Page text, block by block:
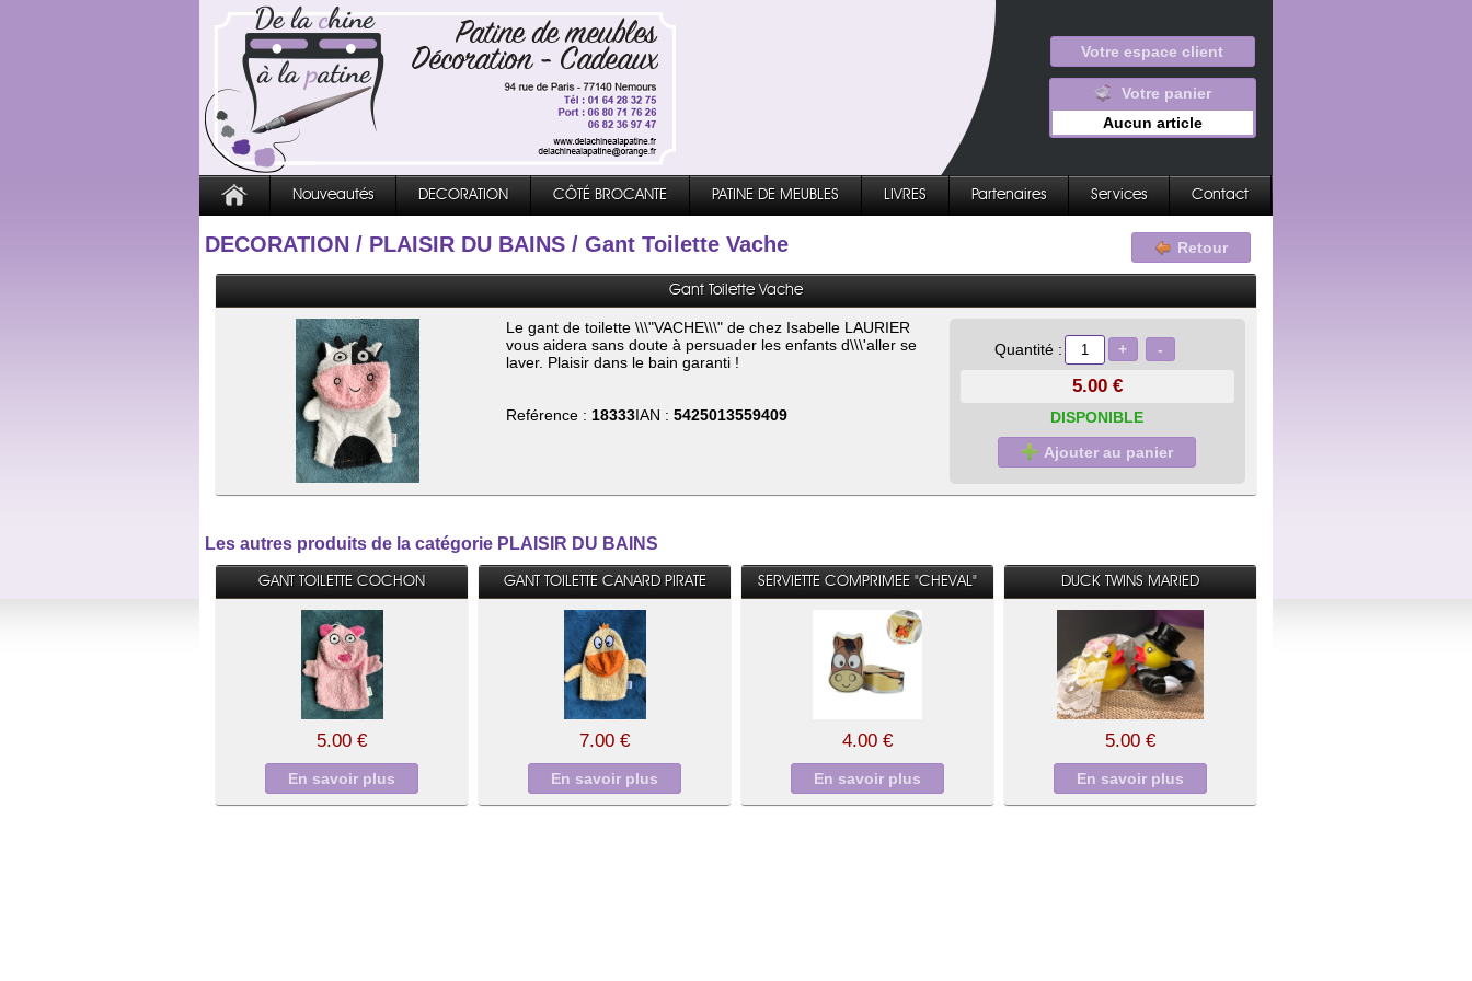
Votre espace client
Votre panier
Aucun article
Nouveautés DECORATION CÔTÉ BROCANTE PATINE DE MEUBLES LIVRES Partenaires Services Contact
Retour
DECORATION / PLAISIR DU BAINS / Gant Toilette Vache
Gant Toilette Vache
Le gant de toilette \\\"VACHE\\\" de chez Isabelle LAURIER
vous aidera sans doute à persuader les enfants d\\\'aller se
laver. Plaisir dans le bain garanti !
Reférence : 18333IAN : 5425013559409
Quantité : + -
5.00 €
DISPONIBLE
Ajouter au panier
Les autres produits de la catégorie PLAISIR DU BAINS
GANT TOILETTE COCHON
5.00 €
En savoir plus
GANT TOILETTE CANARD PIRATE
7.00 €
En savoir plus
SERVIETTE COMPRIMEE "CHEVAL"
4.00 €
En savoir plus
DUCK TWINS MARIED
5.00 €
En savoir plus